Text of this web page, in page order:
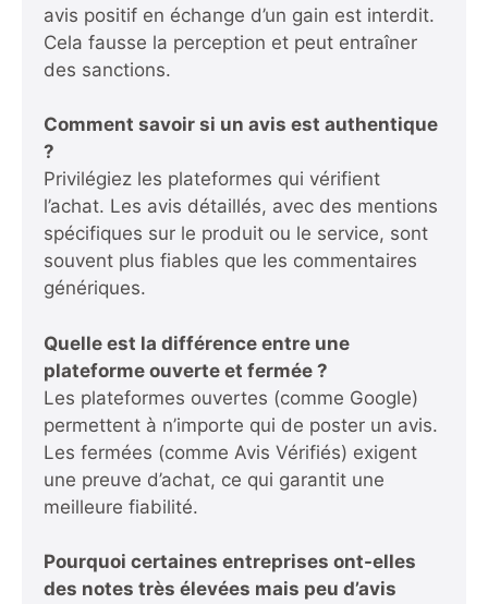
avis positif en échange d’un gain est interdit.
Cela fausse la perception et peut entraîner
des sanctions.
Comment savoir si un avis est authentique
?
Privilégiez les plateformes qui vérifient
l’achat. Les avis détaillés, avec des mentions
spécifiques sur le produit ou le service, sont
souvent plus fiables que les commentaires
génériques.
Quelle est la différence entre une
plateforme ouverte et fermée ?
Les plateformes ouvertes (comme Google)
permettent à n’importe qui de poster un avis.
Les fermées (comme Avis Vérifiés) exigent
une preuve d’achat, ce qui garantit une
meilleure fiabilité.
Pourquoi certaines entreprises ont-elles
des notes très élevées mais peu d’avis